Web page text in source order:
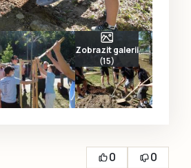
Zobrazit galerii
(15)
0
0